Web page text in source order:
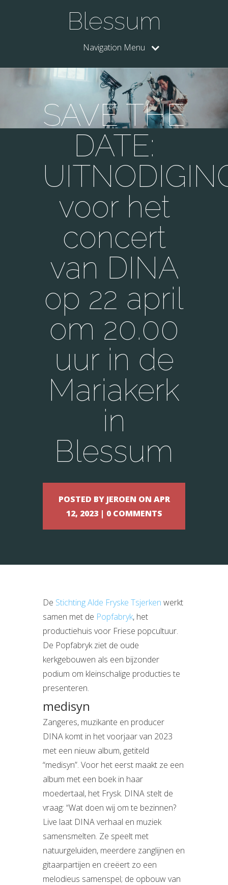
Blessum
Navigation Menu
SAVE THE
DATE:
voor het
concert
van DINA
op 22 april
om 20.00
uur in de
Mariakerk
in
Blessum
POSTED BY JEROEN ON APR
12, 2023 | 0 COMMENTS
De Stichting Alde Fryske Tsjerken werkt
samen met de Popfabryk, het
productiehuis voor Friese popcultuur.
De Popfabryk ziet de oude
kerkgebouwen als een bijzonder
podium om kleinschalige producties te
presenteren.
medisyn
Zangeres, muzikante en producer
DINA komt in het voorjaar van 2023
met een nieuw album, getiteld
“medisyn”. Voor het eerst maakt ze een
album met een boek in haar
moedertaal, het Frysk. DINA stelt de
vraag: “Wat doen wij om te bezinnen?
Live laat DINA verhaal en muziek
samensmelten. Ze speelt met
natuurgeluiden, meerdere zanglijnen en
gitaarpartijen en creëert zo een
melodieus samenspel; de opbouw van